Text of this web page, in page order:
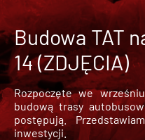
Budowa TAT
14 (ZDJĘCIA)
Rozpoczęte we
budową trasy
postępują.
inwestycji.